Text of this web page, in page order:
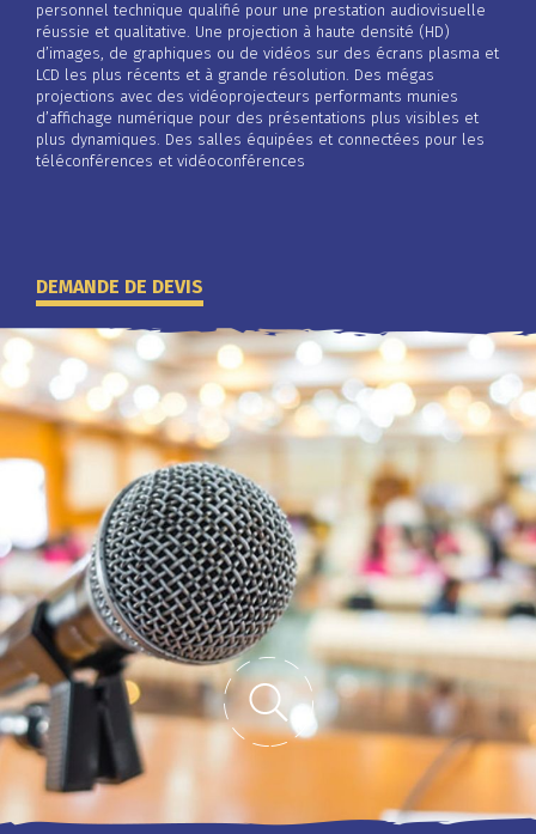
personnel technique qualifié pour une prestation audiovisuelle
réussie et qualitative. Une projection à haute densité (HD)
d’images, de graphiques ou de vidéos sur des écrans plasma et
LCD les plus récents et à grande résolution. Des mégas
projections avec des vidéoprojecteurs performants munies
d’affichage numérique pour des présentations plus visibles et
plus dynamiques. Des salles équipées et connectées pour les
téléconférences et vidéoconférences
DEMANDE DE DEVIS